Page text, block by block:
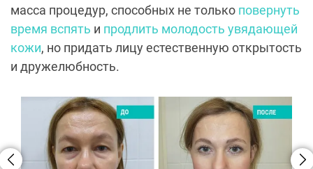
масса процедур, способных не только повернуть
время вспять и продлить молодость увядающей
кожи, но придать лицу естественную открытость
и дружелюбность.